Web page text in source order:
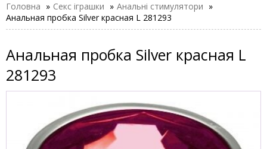
Головна » Секс іграшки » Анальні стимулятори »
Анальная пробка Silver красная L 281293
Анальная пробка Silver красная L
281293